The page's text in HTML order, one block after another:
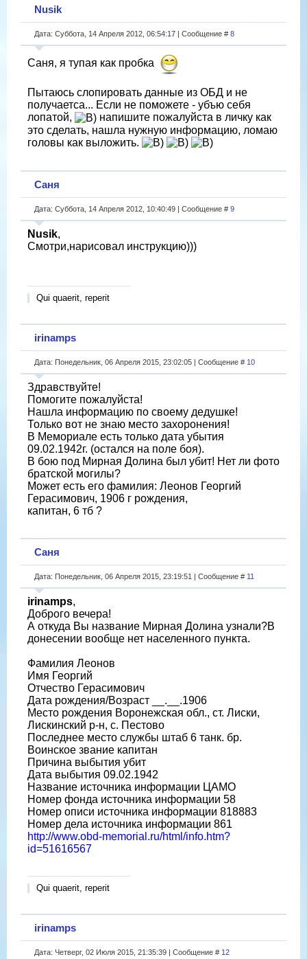
Nusik
Дата: Суббота, 14 Апреля 2012, 06:54:17 | Сообщение # 8
Саня, я тупая как пробка
Пытаюсь слопировать данные из ОБД и не
получаетса... Если не поможете - убъю себя
лопатой,
напишите пожалуйста в личку как
это сделать, нашла нужную информацию, ломаю
головы как выложить.
Саня
Дата: Суббота, 14 Апреля 2012, 10:40:49 | Сообщение # 9
Nusik,
Смотри,нарисовал инструкцию)))
Qui quaerit, reperit
irinamps
Дата: Понедельник, 06 Апреля 2015, 23:02:05 | Сообщение # 10
Здравствуйте!
Помогите пожалуйста!
Нашла информацию по своему дедушке!
Только вот не знаю место захоронения!
В Мемориале есть только дата убытия
09.02.1942г. (остался на поле боя).
В бою под Мирная Долина был убит! Нет ли фото
братской могилы?
Может есть его фамилия: Леонов Георгий
Герасимович, 1906 г рождения,
капитан, 6 тб ?
Саня
Дата: Понедельник, 06 Апреля 2015, 23:19:51 | Сообщение # 11
irinamps,
Доброго вечера!
А откуда Вы название Мирная Долина узнали?В
донесении вообще нет населенного пункта.
Фамилия Леонов
Имя Георгий
Отчество Герасимович
Дата рождения/Возраст __.__.1906
Место рождения Воронежская обл., ст. Лиски,
Лискинский р-н, с. Пестово
Последнее место службы штаб 6 танк. бр.
Воинское звание капитан
Причина выбытия убит
Дата выбытия 09.02.1942
Название источника информации ЦАМО
Номер фонда источника информации 58
Номер описи источника информации 818883
Номер дела источника информации 861
http://www.obd-memorial.ru/html/info.htm?
id=51616567
Qui quaerit, reperit
irinamps
Дата: Четверг, 02 Июля 2015, 21:35:39 | Сообщение # 12